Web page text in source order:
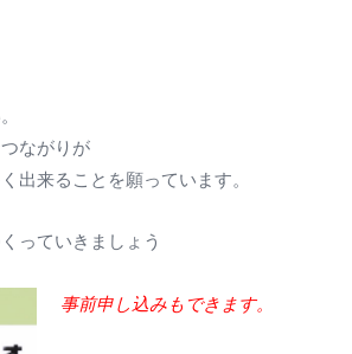
ながりが
出来ることを願っています。
っていきましょう
事前申し込みもできます。